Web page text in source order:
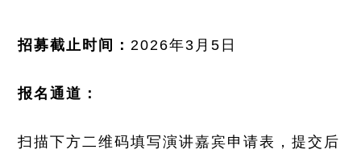
招募截止时间： 2026年3月5日
报名通道：
扫描下方二维码填写演讲嘉宾申请表，提交后